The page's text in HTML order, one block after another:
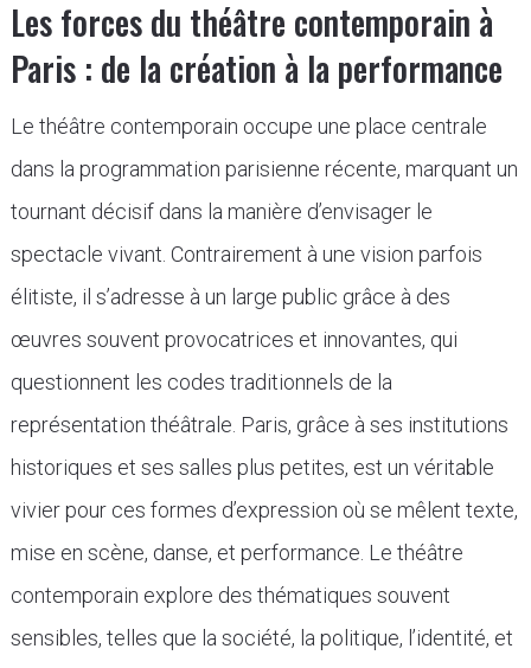
Les forces du théâtre contemporain à
Paris : de la création à la performance
Le théâtre contemporain occupe une place centrale
dans la programmation parisienne récente, marquant un
tournant décisif dans la manière d’envisager le
spectacle vivant. Contrairement à une vision parfois
élitiste, il s’adresse à un large public grâce à des
œuvres souvent provocatrices et innovantes, qui
questionnent les codes traditionnels de la
représentation théâtrale. Paris, grâce à ses institutions
historiques et ses salles plus petites, est un véritable
vivier pour ces formes d’expression où se mêlent texte,
mise en scène, danse, et performance. Le théâtre
contemporain explore des thématiques souvent
sensibles, telles que la société, la politique, l’identité, et